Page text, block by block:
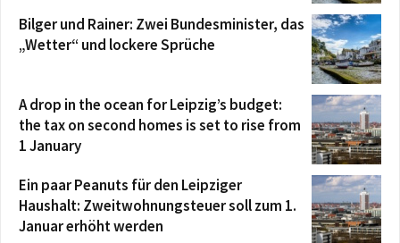
Bilger und Rainer: Zwei Bundesminister, das
„Wetter“ und lockere Sprüche
A drop in the ocean for Leipzig’s budget:
the tax on second homes is set to rise from
1 January
Ein paar Peanuts für den Leipziger
Haushalt: Zweitwohnungsteuer soll zum 1.
Januar erhöht werden